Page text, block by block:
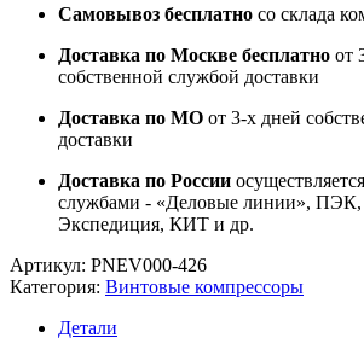
Самовывоз бесплатно со склада
Доставка по Москве бесплатно от
собственной службой доставки
Доставка по МО от 3-х дней
доставки
Доставка по России
службами - «Деловые линии»,
Экспедиция, КИТ и др.
Артикул: PNEV000-426
Категория: Винтовые компрессоры
Детали